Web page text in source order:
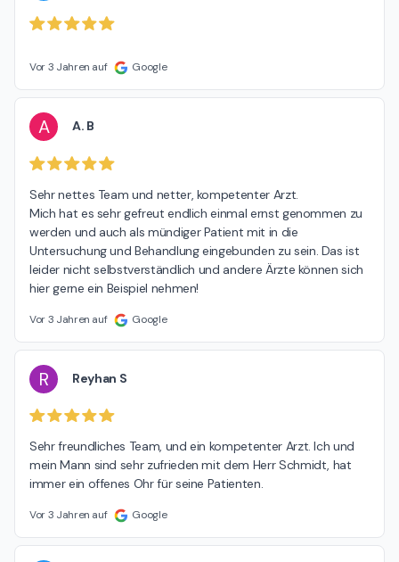
Vor 3 Jahren auf Google
A A. B
Sehr nettes Team und netter, kompetenter Arzt.
Mich hat es sehr gefreut endlich einmal ernst genommen zu
werden und auch als mündiger Patient mit in die
Untersuchung und Behandlung eingebunden zu sein. Das ist
leider nicht selbstverständlich und andere Ärzte können sich
hier gerne ein Beispiel nehmen!
Vor 3 Jahren auf Google
R Reyhan S
Sehr freundliches Team, und ein kompetenter Arzt. Ich und
mein Mann sind sehr zufrieden mit dem Herr Schmidt, hat
immer ein offenes Ohr für seine Patienten.
Vor 3 Jahren auf Google